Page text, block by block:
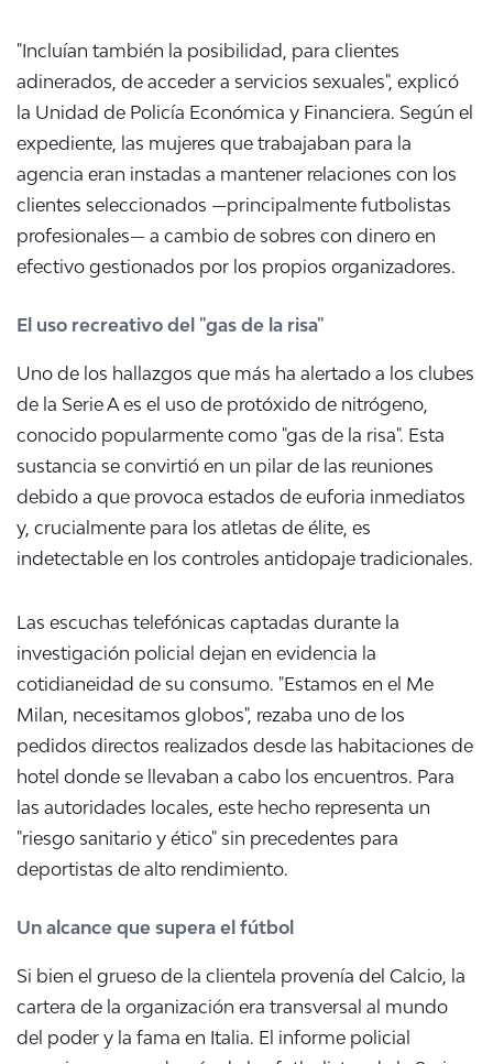
"Incluían también la posibilidad, para clientes
adinerados, de acceder a servicios sexuales", explicó
la Unidad de Policía Económica y Financiera. Según el
expediente, las mujeres que trabajaban para la
agencia eran instadas a mantener relaciones con los
clientes seleccionados —principalmente futbolistas
profesionales— a cambio de sobres con dinero en
efectivo gestionados por los propios organizadores.
El uso recreativo del "gas de la risa"
Uno de los hallazgos que más ha alertado a los clubes
de la Serie Aes el uso de protóxido de nitrógeno,
conocido popularmente como "gas de la risa". Esta
sustancia se convirtió en un pilar de las reuniones
debido a que provoca estados de euforia inmediatos
y, crucialmente para los atletas de élite, es
indetectable en los controles antidopaje tradicionales.
Las escuchas telefónicas captadas durante la
investigación policial dejan en evidencia la
cotidianeidad de su consumo. "Estamos en el Me
Milan, necesitamos globos", rezaba uno de los
pedidos directos realizados desde las habitaciones de
hotel donde se llevaban a cabo los encuentros. Para
las autoridades locales, este hecho representa un
"riesgo sanitario y ético" sin precedentes para
deportistas de alto rendimiento.
Un alcance que supera el fútbol
Si bien el grueso de la clientela provenía del Calcio, la
cartera de la organización era transversal al mundo
del poder y la fama en Italia. El informe policial